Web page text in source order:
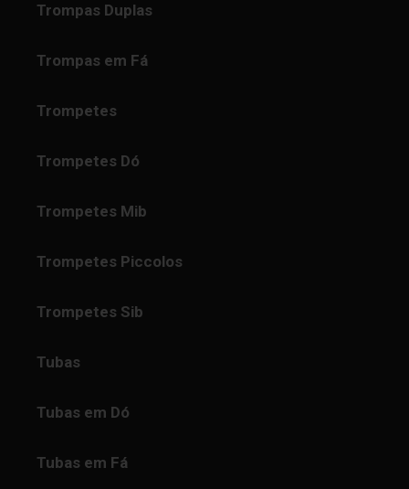
Trompas Duplas
Trompas em Fá
Trompetes
Trompetes Dó
Trompetes Mib
Trompetes Piccolos
Trompetes Sib
Tubas
Tubas em Dó
Tubas em Fá